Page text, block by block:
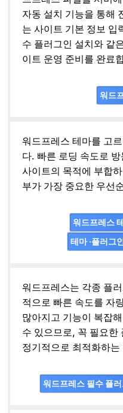
자동 설치 기능을 통해
는 사이트 기본 정보 입
수 플러그인 설치와 같
이트 운영 준비를 완료
워드
워드프레스 테마를 고
다. 빠른 로딩 속도로
사이트의 목적에 부합
부가 가장 중요한 우선
워드프레스
테마 ·플러그
워드프레스는 각종 플
적으로 빠른 속도를 자
많아지고 기능이 복잡
수 있으므로, 꼭 필요한
정기적으로 최적화하
워드프레스 필수 플